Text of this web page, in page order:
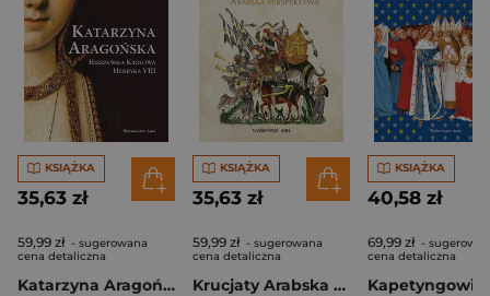
KSIĄŻKA
35,63 zł
59,99 zł - sugerowana
cena detaliczna
Katarzyna Aragońska Hiszpańska Królowa Henryka VIII
KSIĄŻKA
35,63 zł
59,99 zł - sugerowana
cena detaliczna
Krucjaty Arabska perspektywa
KSIĄŻKA
40,58 zł
69,99 zł -
cena detaliczna